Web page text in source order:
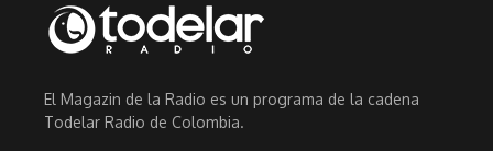
El Magazin de la Radio es un programa de la cadena
Todelar Radio de Colombia.